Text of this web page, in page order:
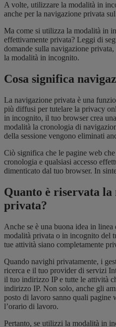
A volte, utilizzare la modalità in
anche per la navigazione privata
Ma come si utilizza la modalità in
effettivamente privata? Leggi di
domande sulla navigazione
la modalità in incognito.
Cosa significa
La navigazione privata è una
più diffusi per tutelare la privacy
in incognito, il tuo browser crea
modalità la cronologia di
della sessione vengono eliminati
Ciò significa che le pagine web
cronologia e qualsiasi accesso
dimenticato dal tuo browser. In
Quanto è riservata la
privata?
Anche se è una buona idea in
modalità privata o in incognito del
tue attività siano completamente
Quando navighi privatamente, i
ricerca e il tuo provider di servizi
il tuo indirizzo IP e tutte le attività
indirizzo IP. Non solo, anche gli
posto di lavoro sanno quali pagine
l’orario di lavoro.
Pertanto, se utilizzi la modalità in